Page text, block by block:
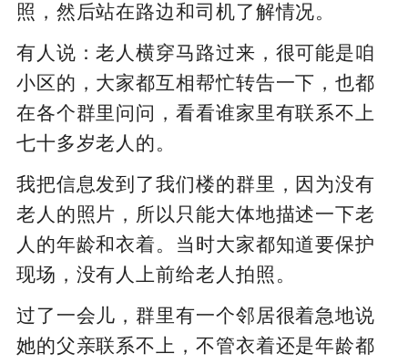
照，然后站在路边和司机了解情况。
有人说：老人横穿马路过来，很可能是咱
小区的，大家都互相帮忙转告一下，也都
在各个群里问问，看看谁家里有联系不上
七十多岁老人的。
我把信息发到了我们楼的群里，因为没有
老人的照片，所以只能大体地描述一下老
人的年龄和衣着。当时大家都知道要保护
现场，没有人上前给老人拍照。
过了一会儿，群里有一个邻居很着急地说
她的父亲联系不上，不管衣着还是年龄都